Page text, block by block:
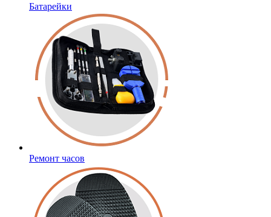
Батарейки
Ремонт часов